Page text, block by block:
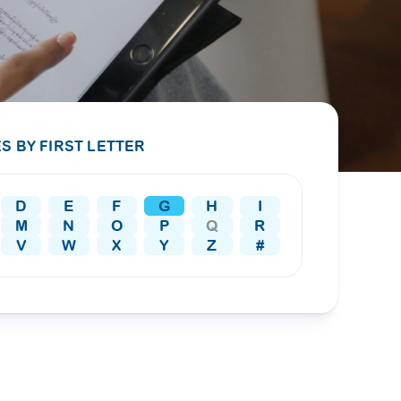
DISEASES AND CONDITIONS
22 APR 2026
ဆစ် ပြင်းထန်ကူးစက်ရောဂါ)
လီယွိုက်ဒိုးဆစ် ပြင်းထန်
ကူးစက်ရောဂါ...
PRESS RELEASE
29 AUG 2024
CLL HEALTH unveils
primary care
services
Yangon, Myanmar, 29
August 2024 — CLL
BY FIRST LETTER
D E F G H
I
M N O P Q
R
V W X Y Z #